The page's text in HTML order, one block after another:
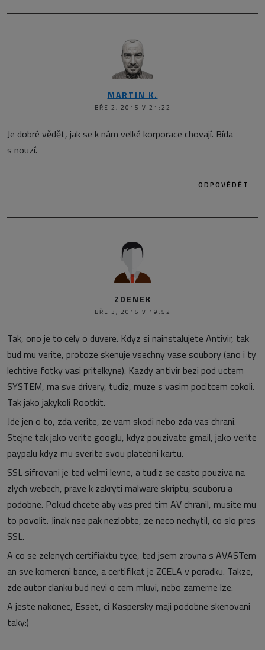
MARTIN K.
BŘE 2, 2015 V 21:22
Je dobré vědět, jak se k nám velké korporace chovají. Bída
s nouzí.
ODPOVĚDĚT
ZDENEK
BŘE 3, 2015 V 19:52
Tak, ono je to cely o duvere. Kdyz si nainstalujete Antivir, tak
bud mu verite, protoze skenuje vsechny vase soubory (ano i ty
lechtive fotky vasi pritelkyne). Kazdy antivir bezi pod uctem
SYSTEM, ma sve drivery, tudiz, muze s vasim pocitcem cokoli.
Tak jako jakykoli Rootkit.
Jde jen o to, zda verite, ze vam skodi nebo zda vas chrani.
Stejne tak jako verite googlu, kdyz pouzivate gmail, jako verite
paypalu kdyz mu sverite svou platebni kartu.
SSL sifrovani je ted velmi levne, a tudiz se casto pouziva na
zlych webech, prave k zakryti malware skriptu, souboru a
podobne. Pokud chcete aby vas pred tim AV chranil, musite mu
to povolit. Jinak nse pak nezlobte, ze neco nechytil, co slo pres
SSL.
A co se zelenych certifiaktu tyce, ted jsem zrovna s AVASTem
an sve komercni bance, a certifikat je ZCELA v poradku. Takze,
zde autor clanku bud nevi o cem mluvi, nebo zamerne lze.
A jeste nakonec, Esset, ci Kaspersky maji podobne skenovani
taky:)